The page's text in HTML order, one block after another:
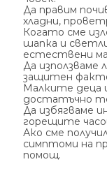
Да правим
хладни,
Когато сме
шапка и
естествени
Да използваме
защитен
Малките деца
достатъчно
Да избягваме
горещите
Ако сме
симптоми на
помощ.